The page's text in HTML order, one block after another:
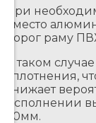
При
вместо
порог раму
В таком
уплотнения,
снижает
исполнении
70мм.